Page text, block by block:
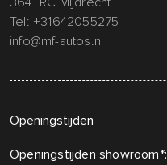
Tel: +31642055275
info@mf-autos.nl
Openingstijden
Openingstijden showroom*: